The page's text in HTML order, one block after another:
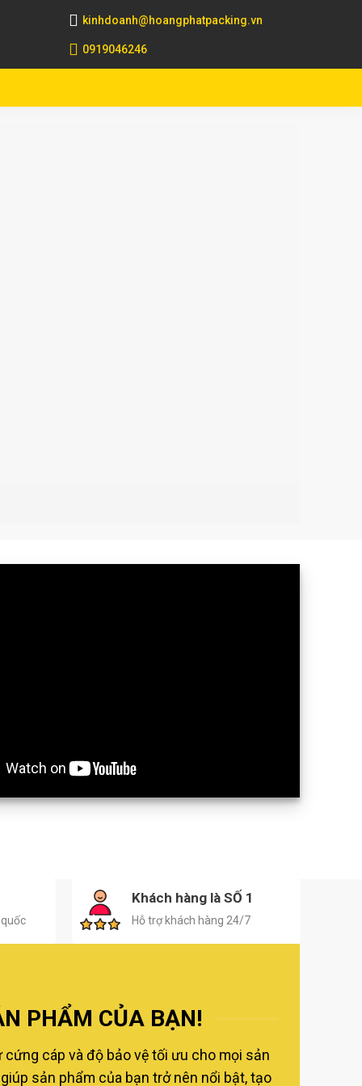
kinhdoanh@hoangphatpacking.vn
0919046246
Khách hàng là SỐ 1
Hỗ trợ khách hàng 24/7
PHẨM CỦA BẠN!
cáp và độ bảo vệ tối ưu cho mọi sản
sản phẩm của bạn trở nên nổi bật, tạo